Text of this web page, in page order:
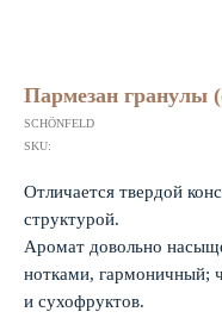
Пармезан гранулы
SCHÖNFELD
SKU:
Отличается твердой
структурой.
Аромат довольно
нотками, гармоничный;
и сухофруктов.